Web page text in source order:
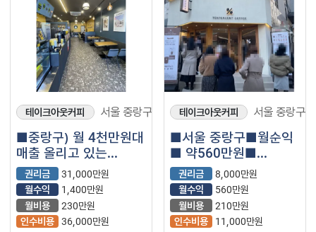
테이크아웃커피 서울 중랑구
■중랑구) 월 4천만원대
매출 올리고 있는
컴포즈커피 매장을
소개합니다.■
권리금
31,000만원
월수익
1,400만원
월비용
230만원
인수비용 36,000만원
테이크아웃커피 서울 중랑구
■서울 중랑구■월순익
■ 약560만원■
텐퍼센트커피매장나왔
습니다.
권리금
8,000만원
월수익
560만원
월비용
210만원
인수비용
11,000만원